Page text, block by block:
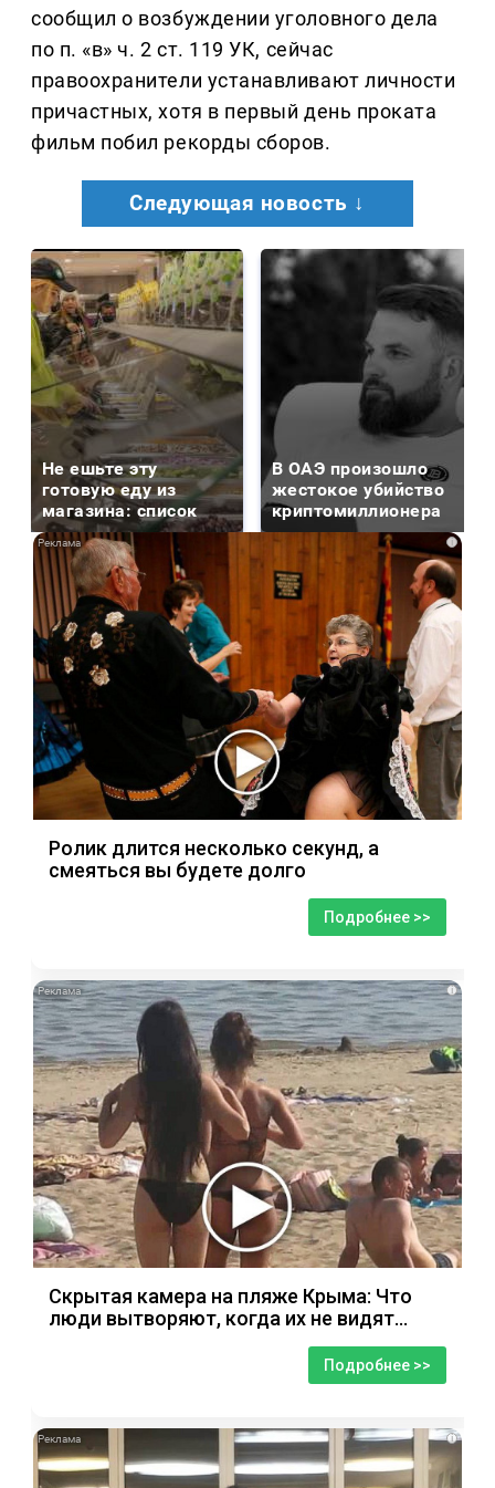
сообщил о возбуждении уголовного дела
по п. «в» ч. 2 ст. 119 УК, сейчас
правоохранители устанавливают личности
причастных, хотя в первый день проката
фильм побил рекорды сборов.
Следующая новость ↓
Не ешьте эту
готовую еду из
магазина: список
В ОАЭ произошло
жестокое убийство
криптомиллионера
i
Ролик длится несколько секунд, а
смеяться вы будете долго
Подробнее >>
i
Скрытая камера на пляже Крыма: Что
люди вытворяют, когда их не видят...
Подробнее >>
i